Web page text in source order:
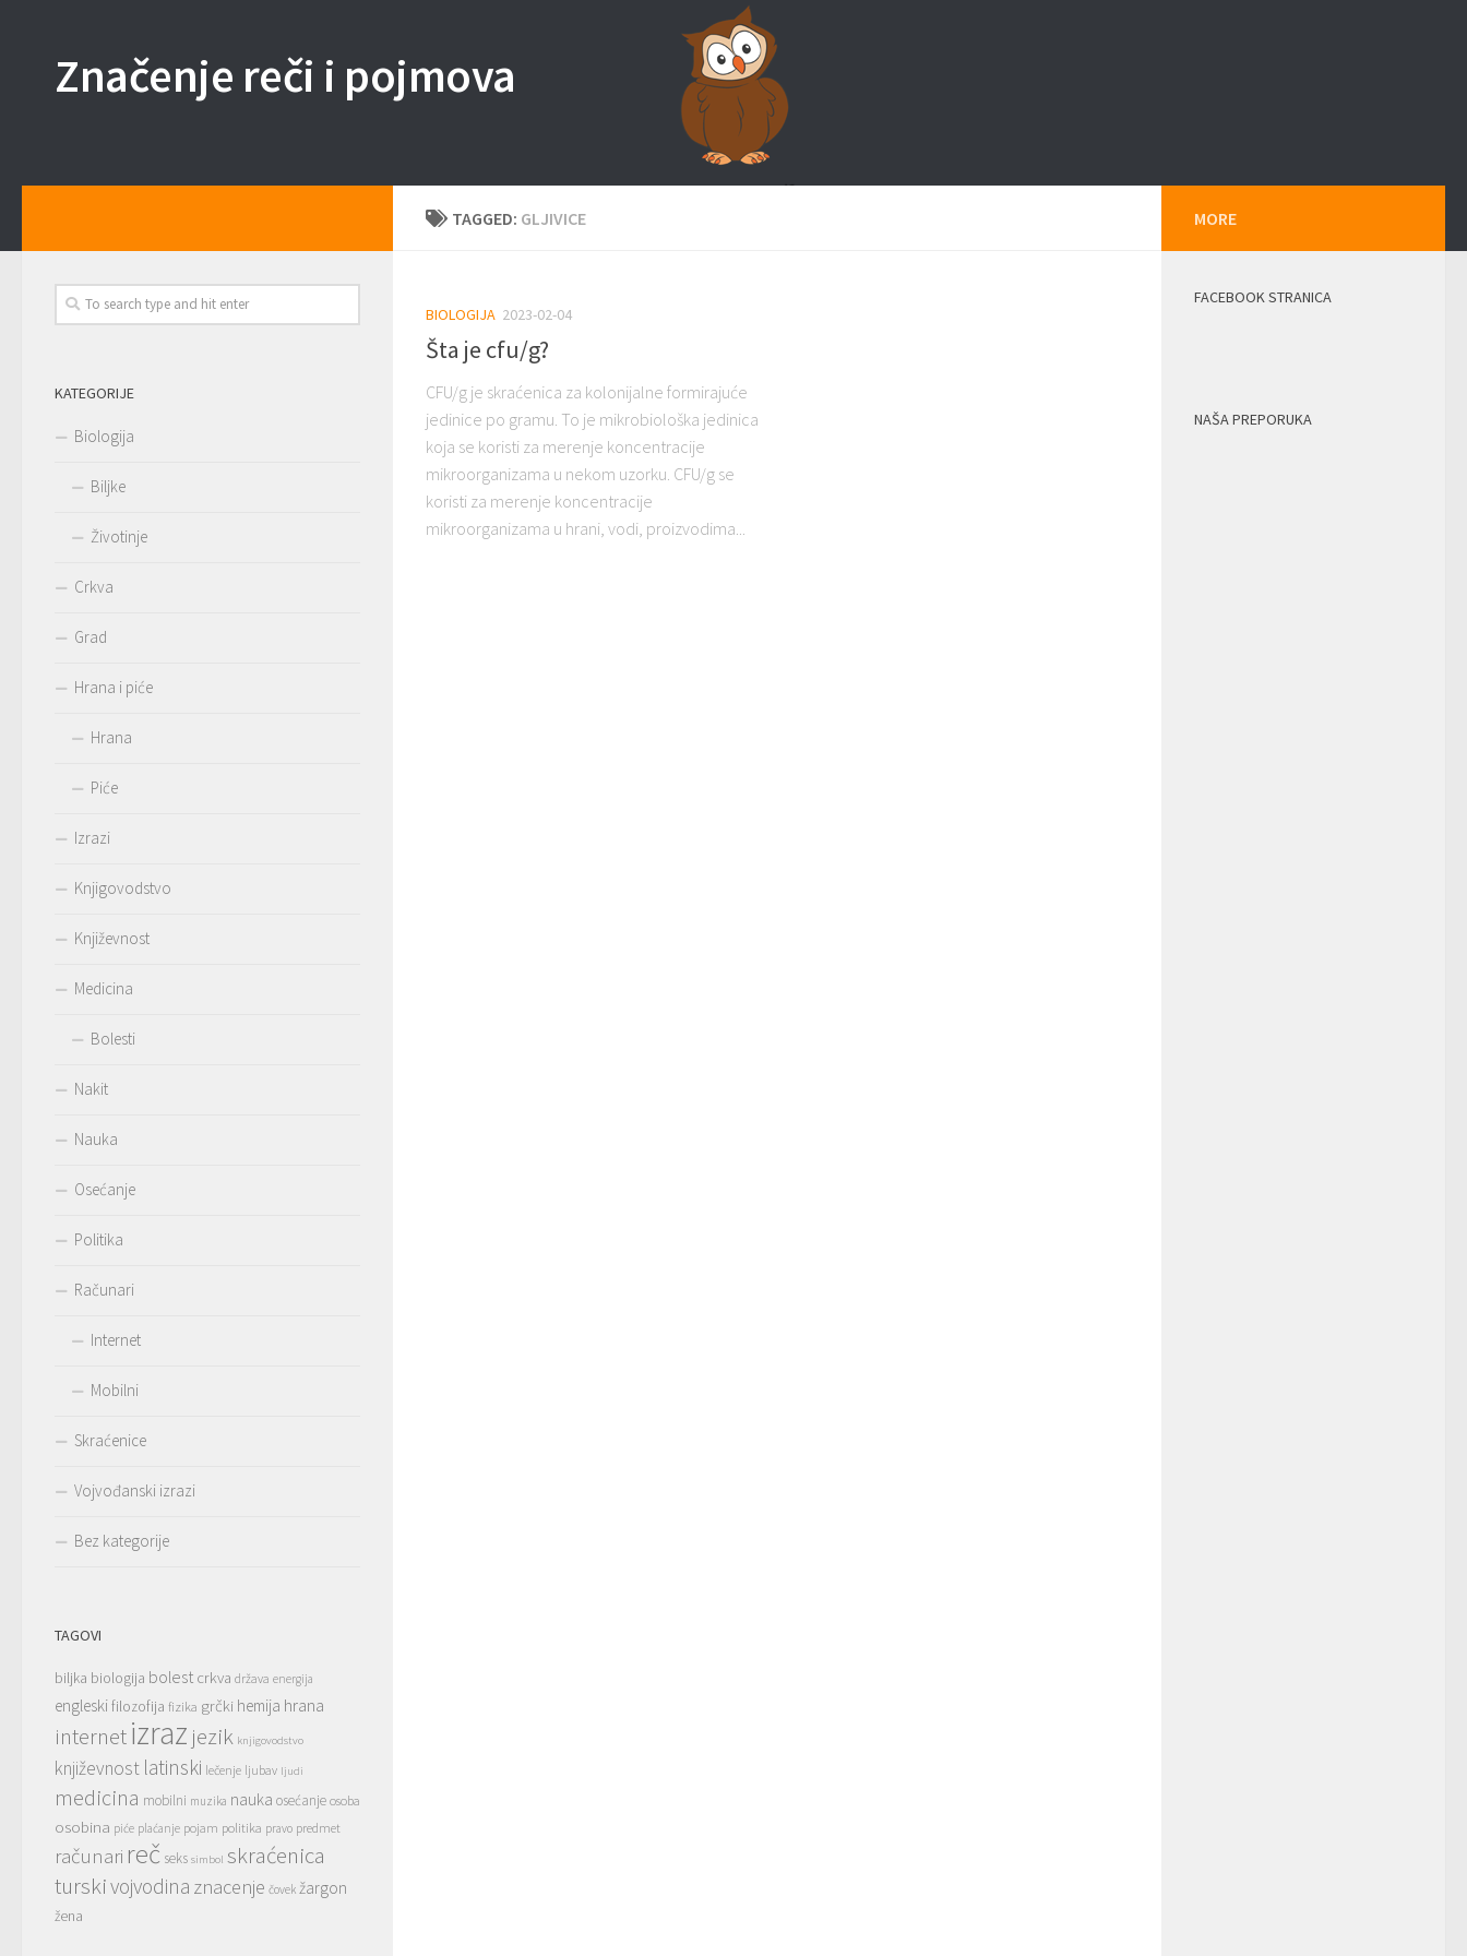
Značenje reči i pojmova
TAGGED: GLJIVICE
BIOLOGIJA 2023-02-04
Šta je cfu/g?
CFU/g je skraćenica za kolonijalne formirajuće
jedinice po gramu. To je mikrobiološka jedinica
koja se koristi za merenje koncentracije
mikroorganizama u nekom uzorku. CFU/g se
koristi za merenje koncentracije
mikroorganizama u hrani, vodi, proizvodima...
KATEGORIJE
Biologija
Biljke
Životinje
Crkva
Grad
Hrana i piće
Hrana
Piće
Izrazi
Knjigovodstvo
Književnost
Medicina
Bolesti
Nakit
Nauka
Osećanje
Politika
Računari
Internet
Mobilni
Skraćenice
Vojvođanski izrazi
Bez kategorije
TAGOVI
biljka biologija bolest crkva država energija
engleskifilozofija fizika grčki hemija hrana
internetizraz jezik knjigovodstvo
književnost latinski lečenje ljubav ljudi
medicina mobilni muzika nauka osećanje osoba
osobina piće plaćanje pojam politika pravo predmet
računari reč seks simbol skraćenica
turskivojvodina znacenje čovek žargon
žena
MORE
FACEBOOK STRANICA
NAŠA PREPORUKA